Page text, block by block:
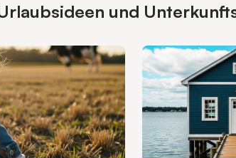
und